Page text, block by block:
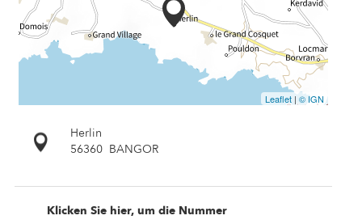
Leaflet | © IGN
Herlin
56360 BANGOR
Klicken Sie hier, um die Nummer